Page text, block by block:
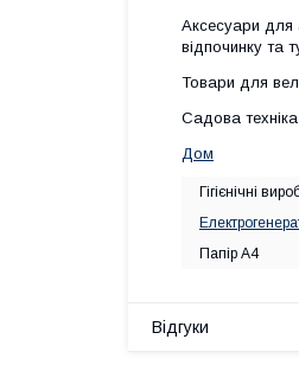
Аксесуари для
відпочинку та
Товари для
Садова техніка
Дом
Гігієнічні
Папір А4
Відгуки